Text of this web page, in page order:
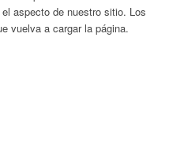
aspecto de nuestro sitio. Los
vuelva a cargar la página.